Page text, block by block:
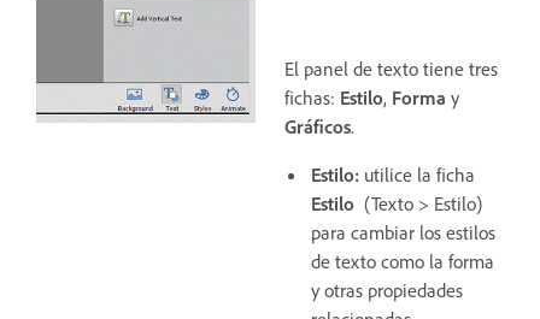
El panel de texto tiene tres
fichas: Estilo, Forma y
Gráficos.
Estilo: utilice la ficha
Estilo (Texto > Estilo)
para cambiar los estilos
de texto como la forma
y otras propiedades